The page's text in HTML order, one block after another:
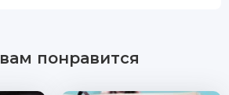
понравится